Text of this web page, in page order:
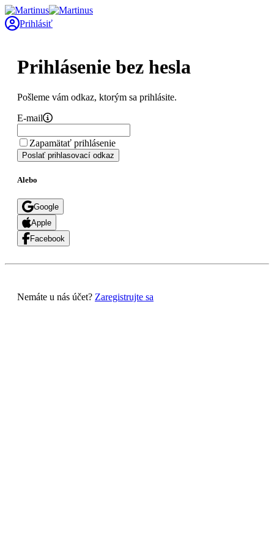
Prihlásiť
Prihlásenie bez hesla
Pošleme vám odkaz, ktorým sa prihlásite.
E-mail
Zapamätať prihlásenie
Poslať prihlasovací odkaz
Alebo
Google
Apple
Facebook
Nemáte u nás účet? Zaregistrujte sa